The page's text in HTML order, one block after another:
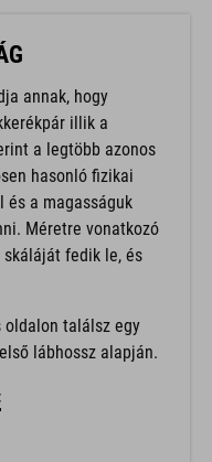
annak, hogy
illik a
a legtöbb azonos
hasonló fizikai
és a magasságuk
Méretre vonatkozó
skáláját fedik le, és
oldalon találsz egy
lábhossz alapján.